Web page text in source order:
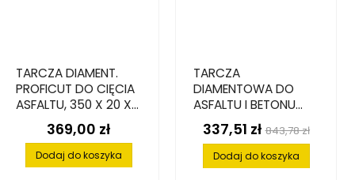
TARCZA DIAMENT.
PROFICUT DO CIĘCIA
ASFALTU, 350 X 20 X
15 MMCena
369,00 zł
Dodaj do koszyka
TARCZA
DIAMENTOWA DO
ASFALTU I BETONU
ZBROJONEGO, 400
MM X 25.4 MM X 3.4
MM X 8 MM
Cena
337,51 zł Cena
podstawowa
843,78 zł
Dodaj do koszyka